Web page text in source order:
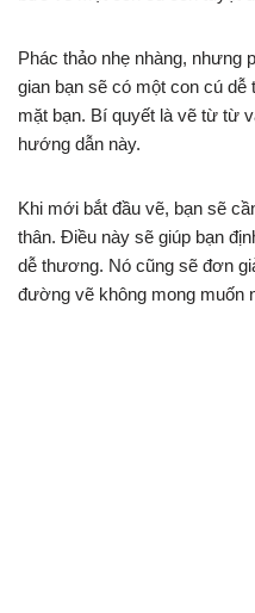
Phác thảo nhẹ nhàng, nhưng
gian bạn sẽ có một con cú
mặt bạn. Bí quyết là vẽ từ từ
hướng dẫn này.
Khi mới bắt đầu vẽ, bạn sẽ
thân. Điều này sẽ giúp bạn
dễ thương. Nó cũng sẽ đơn
đường vẽ không mong muốn